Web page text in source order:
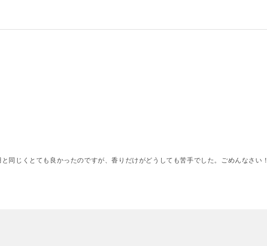
同じくとても良かったのですが、香りだけがどうしても苦手でした。ごめんなさい！